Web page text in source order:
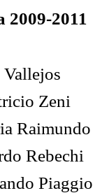
2009-2011
Vallejos
Zeni
Raimundo
Rebechi
Piaggio